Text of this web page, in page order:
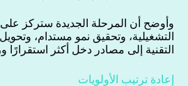
وأوضح أن المرحلة الجديدة ستركز على
التشغيلية، وتحقيق نمو مستدام، وتحويل
التقنية إلى مصادر دخل أكثر استقرارًا
إعادة ترتيب الأولويات